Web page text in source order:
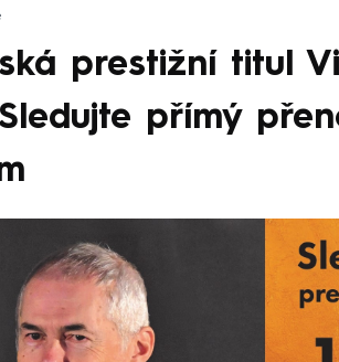
prestižní titul
přímý